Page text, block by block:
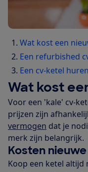
Wat kost een
Een refurbished
Een cv-ketel huren
Wat kost
Voor een 'kale' cv-
prijzen zijn
vermogen dat je
merk zijn belangrijk.
Kosten
Koop een ketel altijd